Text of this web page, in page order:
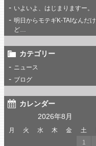
いよいよ、はじまりますー。
明日からモテギK-TAIなんだけ
ど…
カテゴリー
ニュース
ブログ
カレンダー
2026年8月
月 火 水 木 金 土
1